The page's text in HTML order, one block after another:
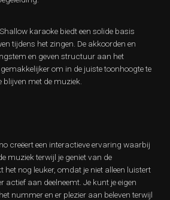
karaoke biedt een solide basis
tijdens het zingen. De akkoorden en
en geven structuur aan het
om in de juiste toonhoogte te
met de muziek.
creëert een interactieve ervaring waarbij
muziek terwijl je geniet van de
nog leuker, omdat je niet alleen luistert
actief aan deelneemt. Je kunt je eigen
nummer en er plezier aan beleven terwijl